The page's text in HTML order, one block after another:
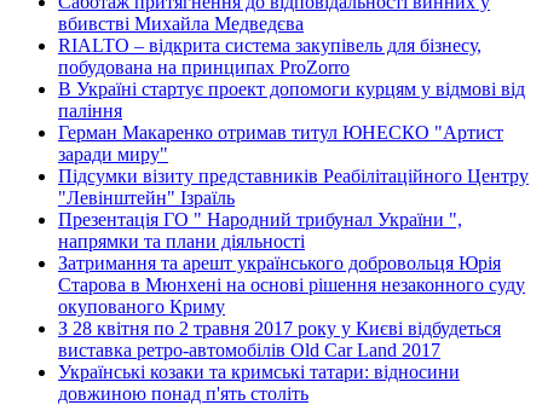
вбивстві Михайла Медведєва
RIALTO – відкрита система закупівель для бізнесу,
побудована на принципах ProZorro
В Україні стартує проект допомоги курцям у відмові від
паління
Герман Макаренко отримав титул ЮНЕСКО "Артист
заради миру"
Підсумки візиту представників Реабілітаційного Центру
"Левінштейн" Ізраїль
Презентація ГО " Народний трибунал України ",
напрямки та плани діяльності
Затримання та арешт українського добровольця Юрія
Старова в Мюнхені на основі рішення незаконного суду
окупованого Криму
З 28 квітня по 2 травня 2017 року у Києві відбудеться
виставка ретро-автомобілів Old Car Land 2017
Українські козаки та кримські татари: відносини
довжиною понад п'ять століть